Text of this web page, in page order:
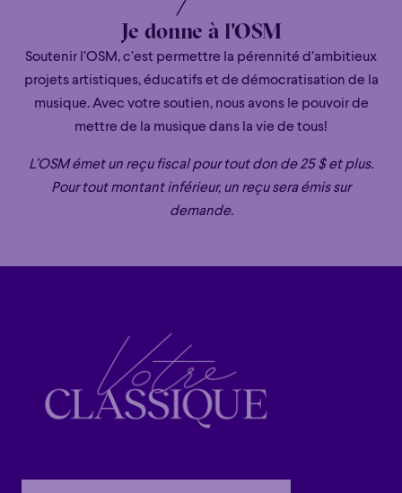
Familial
Apéro
Éclaté
POP
Je donne à l'OSM
Soutenir l’OSM, c’est permettre la pérennité d’ambitieux
projets artistiques, éducatifs et de démocratisation de la
musique. Avec votre soutien, nous avons le pouvoir de
mettre de la musique dans la vie de tous!
L’OSM émet un reçu fiscal pour tout don de 25 $ et plus.
Pour tout montant inférieur, un reçu sera émis sur
demande.